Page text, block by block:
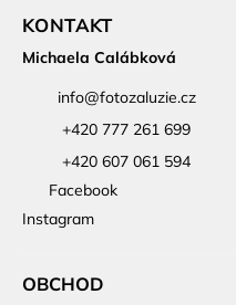
KONTAKT
Michaela Calábková
info@fotozaluzie.cz
+420 777 261 699
+420 607 061 594
Facebook
Instagram
OBCHOD